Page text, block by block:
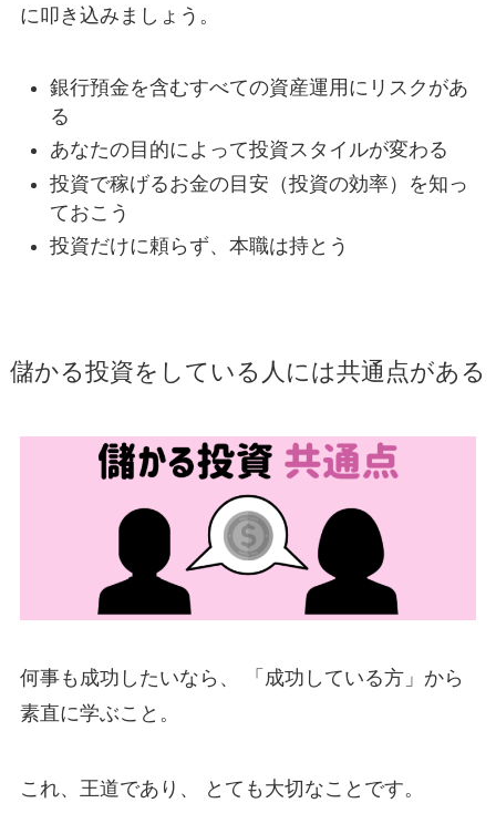
に叩き込みましょう。
銀行預金を含むすべての資産運用にリスクがあ
る
あなたの目的によって投資スタイルが変わる
投資で稼げるお金の目安（投資の効率）を知っ
ておこう
投資だけに頼らず、本職は持とう
儲かる投資をしている人には共通点がある
何事も成功したいなら、 「成功している方」から
素直に学ぶこと。
これ、王道であり、 とても大切なことです。